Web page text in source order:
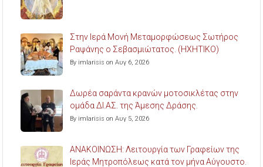
Στην Ιερά Μονή Μεταμορφώσεως Σωτήρος
Ραψάνης ο Σεβασμιώτατος. (ΗΧΗΤΙΚΟ)
By imlarisis on Αυγ 6, 2026
Δωρέα σαράντα κρανών μοτοσικλέτας στην
ομάδα ΔΙ.ΑΣ. της Άμεσης Δράσης.
By imlarisis on Αυγ 5, 2026
ΑΝΑΚΟΙΝΩΣΗ: Λειτουργία των Γραφείων της
Ιεράς Μητροπόλεως κατά τον μήνα Αύγουστο.